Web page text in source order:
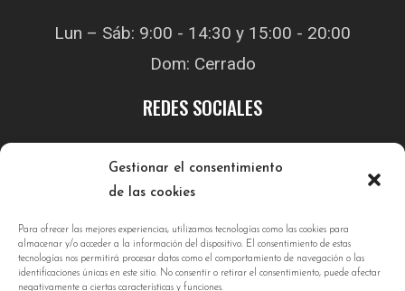
Gestionar el consentimiento
de las cookies
Para ofrecer las mejores experiencias, utilizamos tecnologías como las cookies para
almacenar y/o acceder a la información del dispositivo. El consentimiento de estas
tecnologías nos permitirá procesar datos como el comportamiento de navegación o las
identificaciones únicas en este sitio. No consentir o retirar el consentimiento, puede afectar
negativamente a ciertas características y funciones.
Lun – Sáb: 9:00 - 14:30 y 15:00 - 20:00
Dom: Cerrado
REDES SOCIALES